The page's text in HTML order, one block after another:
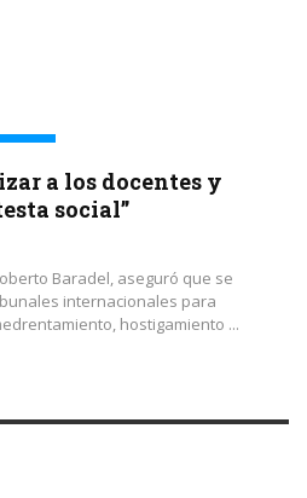
a los docentes y
social”
Baradel, aseguró que se
internacionales para
hostigamiento ...